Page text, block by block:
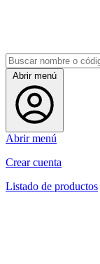
Abrir menú
Abrir menú
Crear cuenta
Listado de productos